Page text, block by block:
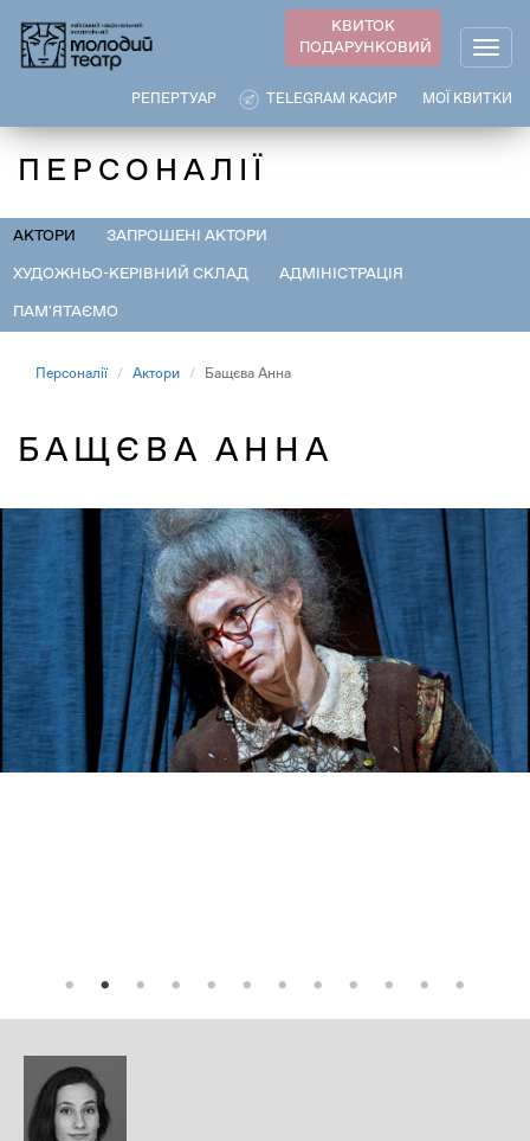
основного
КВИТОК
ПОДАРУНКОВИЙ
МОЇ КВИТКИ
TELEGRAM КАСИР
РЕПЕРТУАР
ПЕРСОНАЛІЇ
АКТОРИ ЗАПРОШЕНІ АКТОРИ
ХУДОЖНЬО-КЕРІВНИЙ СКЛАД АДМІНІСТРАЦІЯ
ПАМ'ЯТАЄМО
Персоналії Актори Бащєва Анна
БАЩЄВА АННА